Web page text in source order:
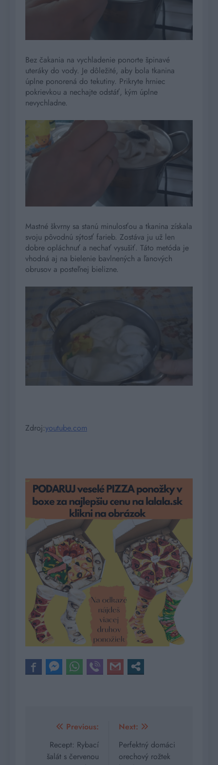
Bez čakania na vychladenie ponorte špinavé
uteráky do vody. Je dôležité, aby bola tkanina
úplne ponorená do tekutiny. Prikryte hrniec
pokrievkou a nechajte odstáť, kým úplne
nevychladne.
Mastné škvrny sa stanú minulosťou a tkanina získala
svoju pôvodnú sýtosť farieb. Zostáva ju už len
dobre opláchnuť a nechať vysušiť. Táto metóda je
vhodná aj na bielenie bavlnených a ľanových
obrusov a posteľnej bielizne.
Zdroj:youtube.com
Navigácia
Previous:
Recept: Rybací
šalát s červenou
Next:
Perfektný domáci
orechový rožtek